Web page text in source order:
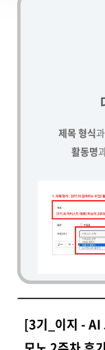
제목 형식과
활동명
[3기_이지 - AI